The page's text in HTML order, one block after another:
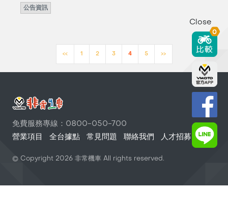
公告資訊
<< 1 2 3 4 5 >>
免費服務專線：0800-050-700
營業項目
全台據點 常見問題 聯絡我們 人才招募
© Copyright 2026 非常機車 All rights reserved.
Close
0